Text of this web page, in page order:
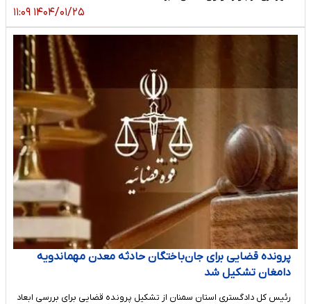
۱۴۰۴/۰۱/۲۵ ۱۱:۰۹
پرونده قضایی برای جان‌باختگان حادثه معدن مهماندویه
دامغان تشکیل شد
رئیس کل دادگستری استان سمنان از تشکیل پرونده قضایی برای بررسی ابعاد